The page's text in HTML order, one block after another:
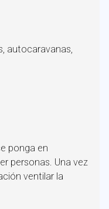
autocaravanas,
ponga en
personas. Una vez
ventilar la